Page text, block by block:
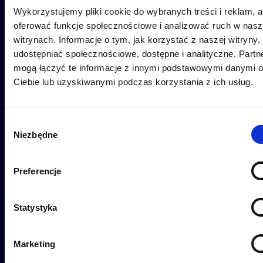
Wykorzystujemy pliki cookie do wybranych treści i reklam,
oferować funkcje społecznościowe i analizować ruch w
witrynach. Informacje o tym, jak korzystać z naszej witryny,
udostępniać społecznościowe, dostępne i analityczne.
mogą łączyć te informacje z innymi podstawowymi danymi
Ciebie lub uzyskiwanymi podczas korzystania z ich usług.
zgody
Niezbędne
Preferencje
Statystyka
Marketing